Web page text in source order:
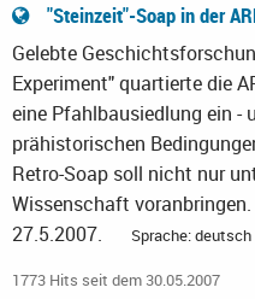
"Steinzeit"-Soap in der
Gelebte
Experiment" quartierte die
eine Pfahlbausiedlung ein -
prähistorischen
Retro-Soap soll nicht nur
Wissenschaft
27.5.2007.
Sprache: deutsch
1773 Hits seit dem 30.05.2007